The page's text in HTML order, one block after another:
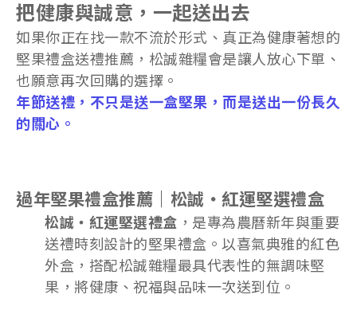
把健康與誠意，一起送出去
如果你正在找一款不流於形式、真正為健康著想的
堅果禮盒送禮推薦，松誠雜糧會是讓人放心下單、
也願意再次回購的選擇。
年節送禮，不只是送一盒堅果，而是送出一份長久
的關心。
過年堅果禮盒推薦｜松誠・紅運堅選禮盒
松誠・紅運堅選禮盒 ，是專為農曆新年與重要
送禮時刻設計的堅果禮盒。以喜氣典雅的紅色
外盒，搭配松誠雜糧最具代表性的無調味堅
果，將健康、祝福與品味一次送到位。